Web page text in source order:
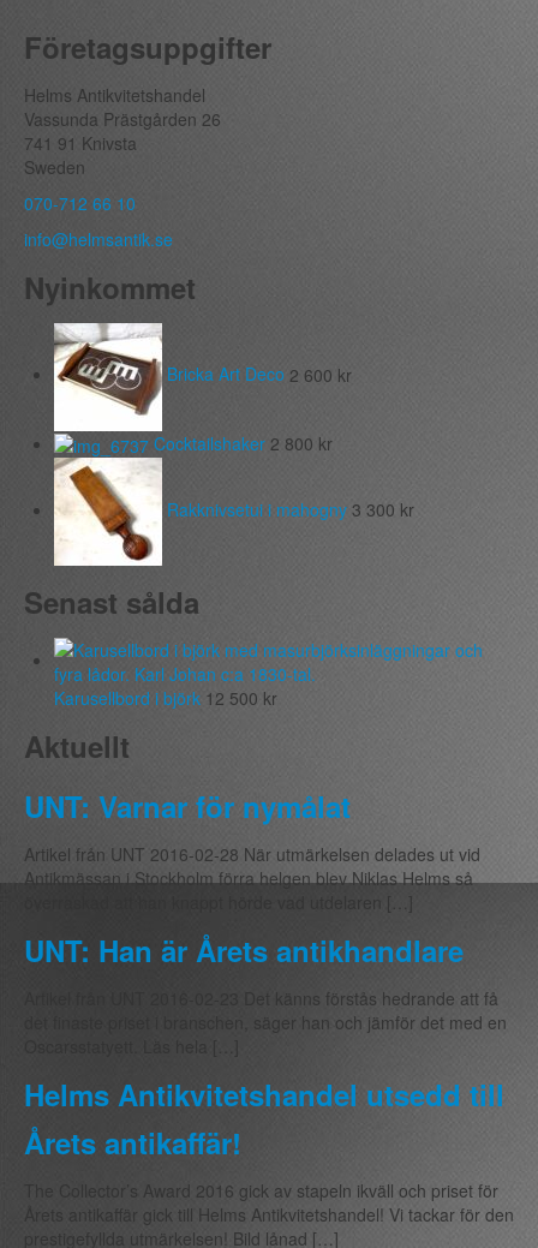
Företagsuppgifter
Helms Antikvitetshandel
Vassunda Prästgården 26
741 91 Knivsta
Sweden
070-712 66 10
info@helmsantik.se
Nyinkommet
Bricka Art Deco 2 600 kr
Cocktailshaker 2 800 kr
Rakknivsetui i mahogny 3 300 kr
Senast sålda
Karusellbord i björk 12 500 kr
Aktuellt
UNT: Varnar för nymålat
Artikel från UNT 2016-02-28 När utmärkelsen delades ut vid
Antikmässan i Stockholm förra helgen blev Niklas Helms så
överraskad att han knappt hörde vad utdelaren […]
UNT: Han är Årets antikhandlare
Artikel från UNT 2016-02-23 Det känns förstås hedrande att få
det finaste priset i branschen, säger han och jämför det med en
Helms Antikvitetshandel utsedd till
Årets antikaffär!
The Collector’s Award 2016 gick av stapeln ikväll och priset för
Årets antikaffär gick till Helms Antikvitetshandel! Vi tackar för den
prestigefyllda utmärkelsen! Bild lånad […]